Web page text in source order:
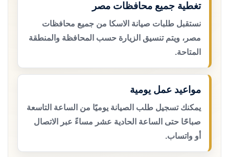
تغطية جميع محافظات مصر
نستقبل طلبات صيانة الاسكا من جميع محافظات
مصر، ويتم تنسيق الزيارة حسب المحافظة والمنطقة
المتاحة.
مواعيد عمل يومية
يمكنك تسجيل طلب الصيانة يوميًا من الساعة التاسعة
صباحًا حتى الساعة الحادية عشر مساءً عبر الاتصال
أو واتساب.